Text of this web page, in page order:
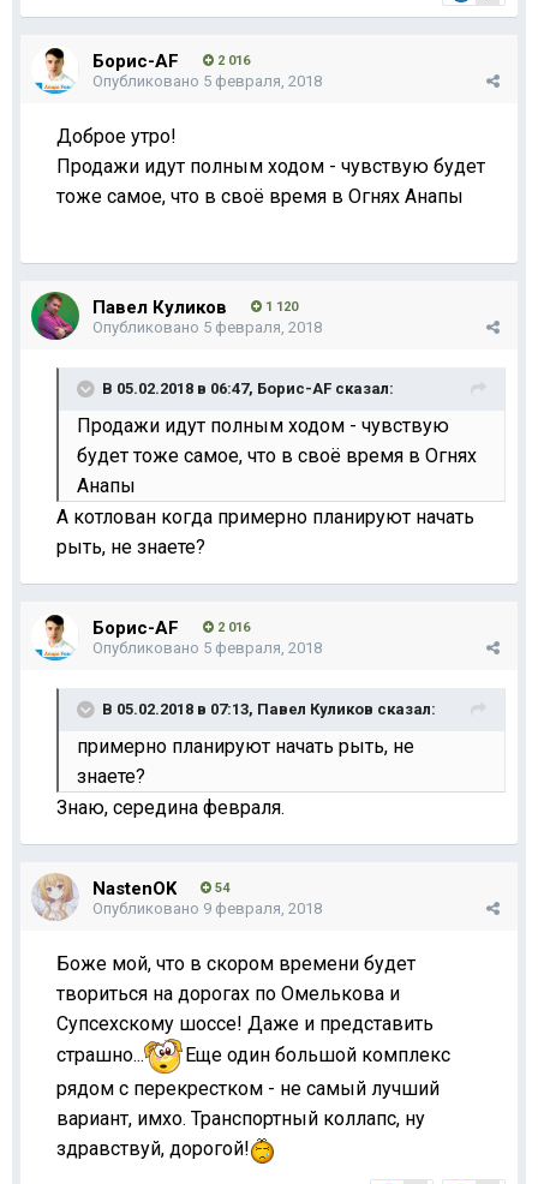
Борис-AF 2 016
Опубликовано 5 февраля, 2018
Доброе утро!
Продажи идут полным ходом - чувствую будет
тоже самое, что в своё время в Огнях Анапы
Павел Куликов 1 120
Опубликовано 5 февраля, 2018
В 05.02.2018 в 06:47, Борис-AF сказал:
Продажи идут полным ходом - чувствую
будет тоже самое, что в своё время в Огнях
Анапы
А котлован когда примерно планируют начать
рыть, не знаете?
Борис-AF 2 016
Опубликовано 5 февраля, 2018
В 05.02.2018 в 07:13, Павел Куликов сказал:
примерно планируют начать рыть, не
знаете?
Знаю, середина февраля.
NastenOK 54
Опубликовано 9 февраля, 2018
Боже мой, что в скором времени будет
твориться на дорогах по Омелькова и
Супсехскому шоссе! Даже и представить
страшно...
Еще один большой комплекс
рядом с перекрестком - не самый лучший
вариант, имхо. Транспортный коллапс, ну
здравствуй, дорогой!